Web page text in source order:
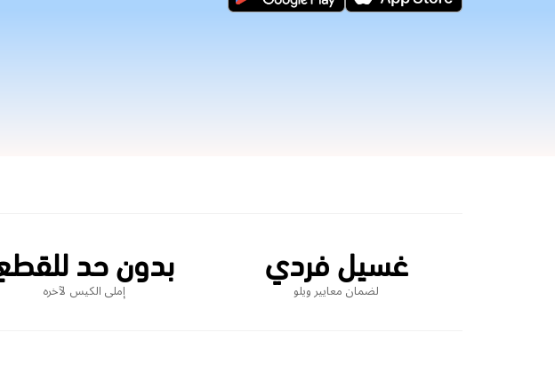
غسيل فردي
لضمان معايير ويلو
بدون حد
إملى الكيس لآخره